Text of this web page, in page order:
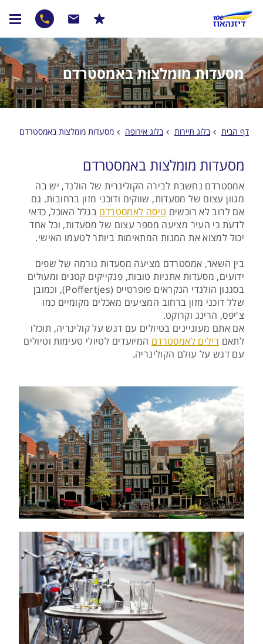
מסעדות מומלצות באמסטרדם
דף הבית בלוג תיירות בלוג אירופה מסעדות מומלצות באמסטרדם
מסעדות מומלצות באמסטרדם
אמסטרדם נחשבת לבירה הקולינרית של הולנד, יש בה
מגוון עצום של מסעדות, שווקים ודוכני מזון ברחובות. גם
אם לרוב לא רוכשים טיסה לאמסטרדם בגלל האוכל, כדאי
לדעת כי העיר מציעה מספר עצום של מסעדות, וכל אחד
יכול למצוא את המנות המתאימות ביותר לטעמו האישי.
בין השאר, אמסטרדם מציעה מסעדות גורמה של שפים
ידועים, מסעדות אתניות טובות, פנקייקים קטנים ומעולים
בסגנון הולנדי הנקראים פופרטייס (Poffertjes), וכמובן
שלל דוכני מזון ברחוב המציעים מאכלים מקומיים כמו
צ'יפס, הרינג וקרוקט.
אם אתם מעוניינים בטיולים עם דגש על קולינריה, תוכלו
לתאם דילים לאמסטרדם המיועדים לטיולי טעימות וטיולים
עם דגש על עולם הקולינריה.